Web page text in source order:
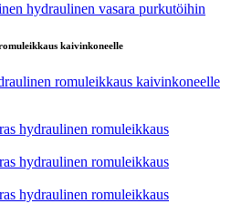
hydraulinen vasara purkutöihin
kaivinkoneelle